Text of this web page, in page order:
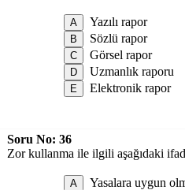
Yazılı rapor
Sözlü rapor
Görsel rapor
Uzmanlık raporu
Elektronik rapor
Soru No: 36
Zor kullanma ile ilgili aşağıdaki
Yasalara uygun